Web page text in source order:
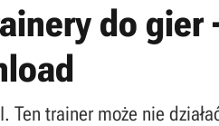
do gier
Ten trainer może nie